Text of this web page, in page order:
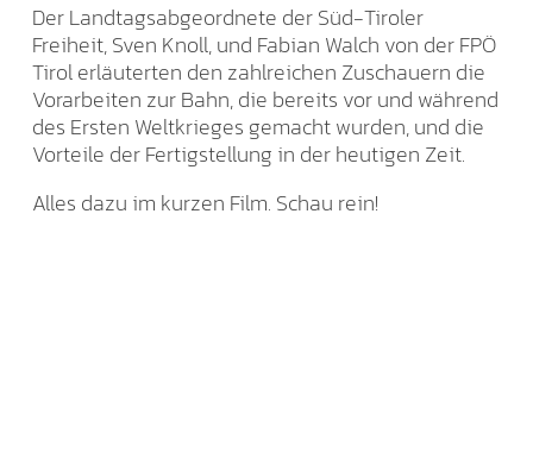
Der Landtagsabgeordnete der Süd-Tiroler
Freiheit, Sven Knoll, und Fabian Walch von der FPÖ
Tirol erläuterten den zahlreichen Zuschauern die
Vorarbeiten zur Bahn, die bereits vor und während
des Ersten Weltkrieges gemacht wurden, und die
Vorteile der Fertigstellung in der heutigen Zeit.
Alles dazu im kurzen Film. Schau rein!